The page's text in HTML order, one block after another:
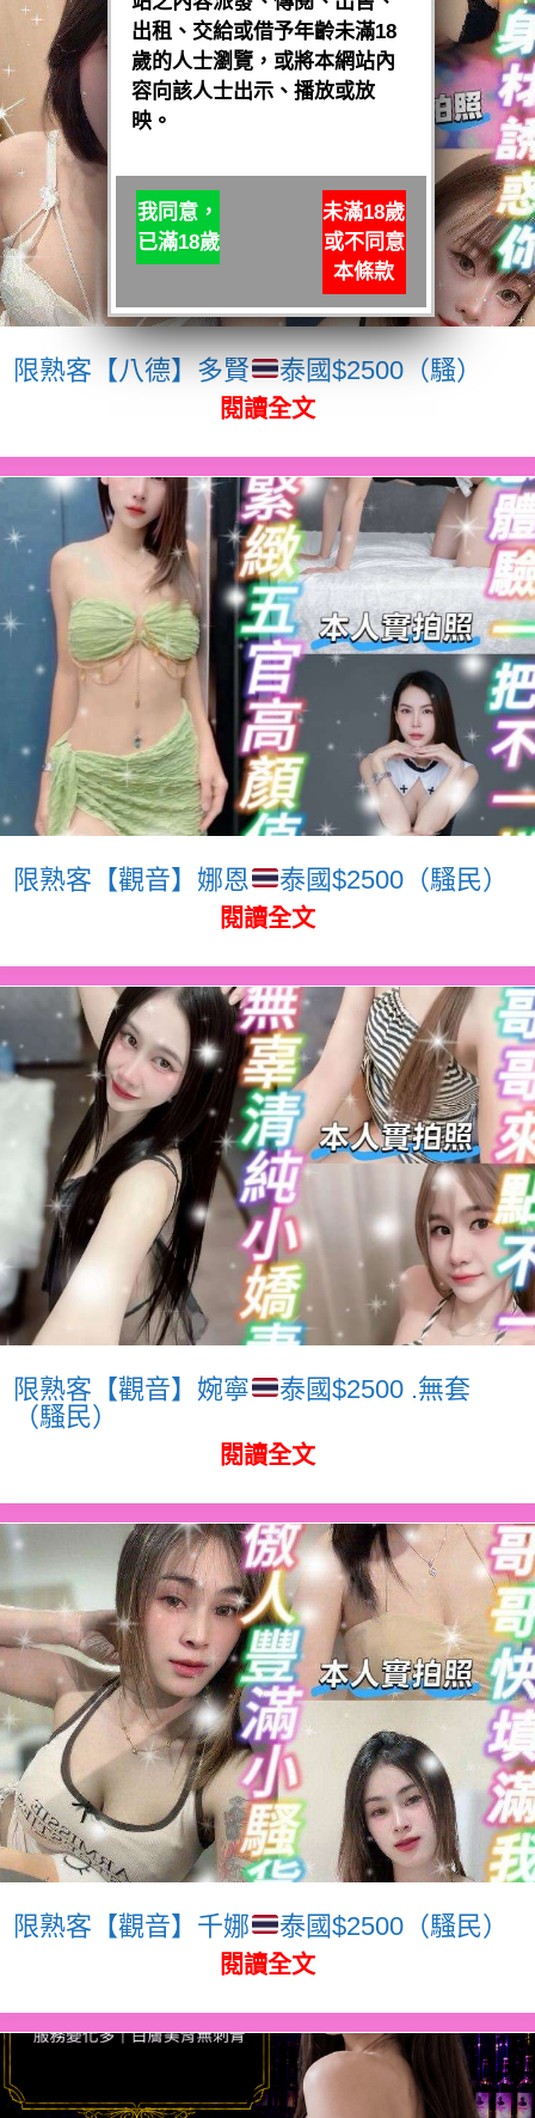
限熟客【八德】多賢 泰國$2500（騷）
閱讀全文
限熟客【觀音】娜恩 泰國$2500（騷民）
閱讀全文
限熟客【觀音】婉寧
泰國$2500 .無套
（騷民）
閱讀全文
限熟客【觀音】千娜 泰國$2500（騷民）
閱讀全文
出租、交給或借予年齡未滿18
歲的人士瀏覽，或將本網站內
容向該人士出示、播放或放
映。
我同意，
已滿18歲
未滿18歲
或不同意
本條款